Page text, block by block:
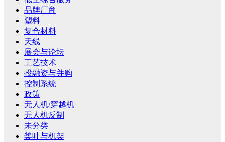
品牌厂商
塑料
复合材料
天线
展会与论坛
工艺技术
投融资与并购
控制系统
政策
无人机/穿越机
无人机反制
未分类
桨叶与机架